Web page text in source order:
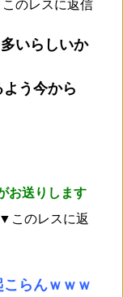
のレスに返信
いらしいか
う今から
お送りします
▼このレスに返
らんｗｗｗ